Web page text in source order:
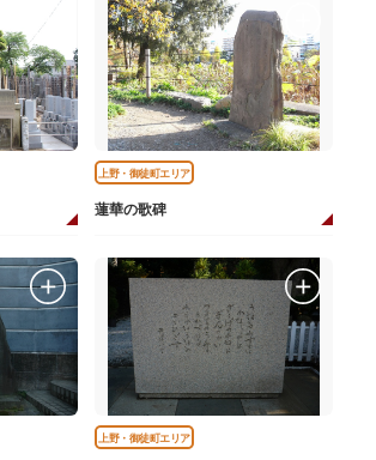
上野・御徒町エリア
蓮華の歌碑
上野・御徒町エリア